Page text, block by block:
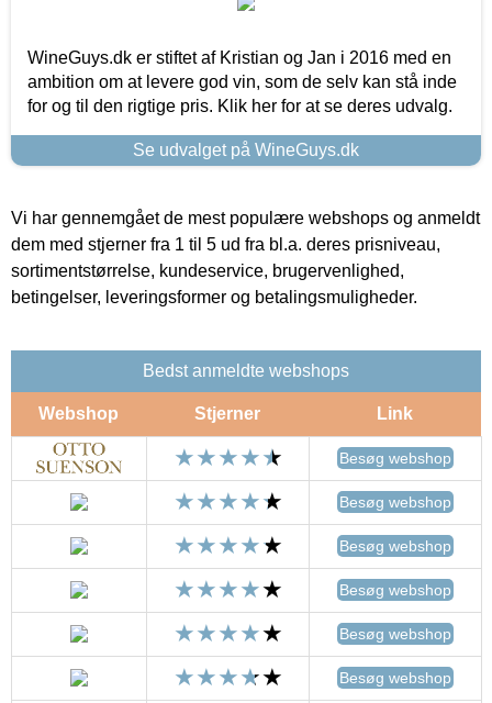
WineGuys.dk er stiftet af Kristian og Jan i 2016 med en
ambition om at levere god vin, som de selv kan stå inde
for og til den rigtige pris. Klik her for at se deres udvalg.
Se udvalget på WineGuys.dk
Vi har gennemgået de mest populære webshops og anmeldt
dem med stjerner fra 1 til 5 ud fra bl.a. deres prisniveau,
sortimentstørrelse, kundeservice, brugervenlighed,
betingelser, leveringsformer og betalingsmuligheder.
Bedst anmeldte webshops
Webshop Stjerner Link
Besøg webshop
Besøg webshop
Besøg webshop
Besøg webshop
Besøg webshop
Besøg webshop